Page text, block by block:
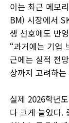
이는 최근 메모
BM) 시장에서
생 선호에도 반
“과거에는 기업
근에는 실적 전
상까지 고려하
실제 2026학년
다 크게 늘었다.